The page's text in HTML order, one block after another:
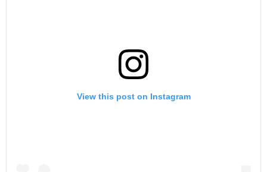
View this post on Instagram